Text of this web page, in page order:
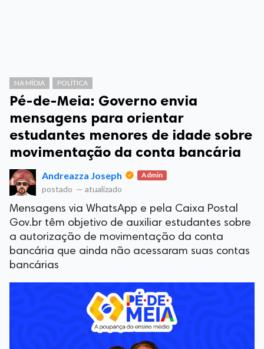
NA MÍDIA POLÍTICA
Pé-de-Meia: Governo envia
mensagens para orientar
estudantes menores de idade sobre
movimentação da conta bancária
Andreazza Joseph Admin
postado — atualizado
Mensagens via WhatsApp e pela Caixa Postal
Gov.br têm objetivo de auxiliar estudantes sobre
a autorização de movimentação da conta
bancária que ainda não acessaram suas contas
bancárias